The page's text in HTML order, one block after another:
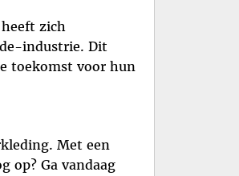
zich
industrie. Dit
toekomst voor hun
Met een
op? Ga vandaag